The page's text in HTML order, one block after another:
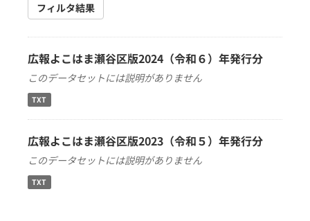
フィルタ結果
広報よこはま瀬谷区版2024（令和６）年発行分
このデータセットには説明がありません
TXT
広報よこはま瀬谷区版2023（令和５）年発行分
このデータセットには説明がありません
TXT